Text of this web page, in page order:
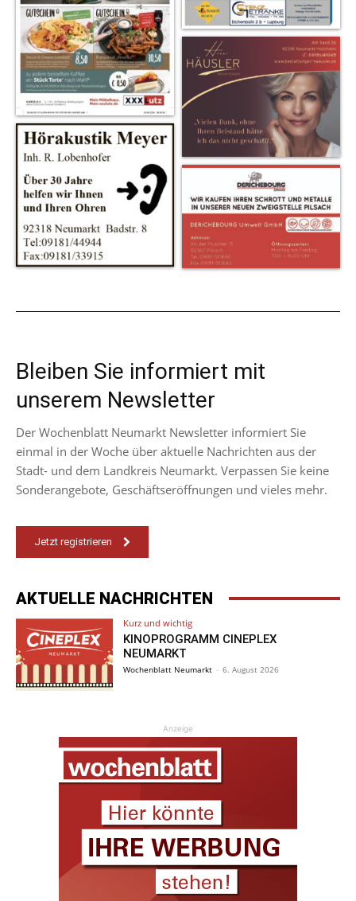
Bleiben Sie informiert mit
unserem Newsletter
Der Wochenblatt Neumarkt Newsletter informiert Sie
einmal in der Woche über aktuelle Nachrichten aus der
Stadt- und dem Landkreis Neumarkt. Verpassen Sie keine
Sonderangebote, Geschäftseröffnungen und vieles mehr.
Jetzt registrieren
AKTUELLE NACHRICHTEN
Kurz und wichtig
KINOPROGRAMM CINEPLEX
NEUMARKT
Wochenblatt Neumarkt - 6. August 2026
Anzeige